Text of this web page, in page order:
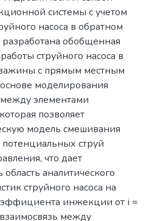
системы с учетом
насоса в обратном
обобщенная
струйного насоса в
с прямым местным
моделирования
элементами
позволяет
модель смешивания
струй
что дает
аналитического
струйного насоса на
инжекции от і =
между